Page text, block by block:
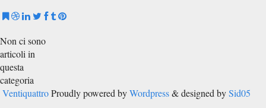
Non ci sono
articoli in
questa
categoria
Ventiquattro Proudly powered byWordpress& designed bySid05